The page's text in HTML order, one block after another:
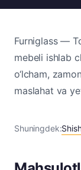
Furniglass —
mebeli ishlab
o‘lcham,
maslahat va
Shuningdek: